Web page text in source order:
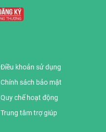
Điều khoản sử dụng
Chính sách bảo mật
Quy chế hoạt động
Trung tâm trợ giúp